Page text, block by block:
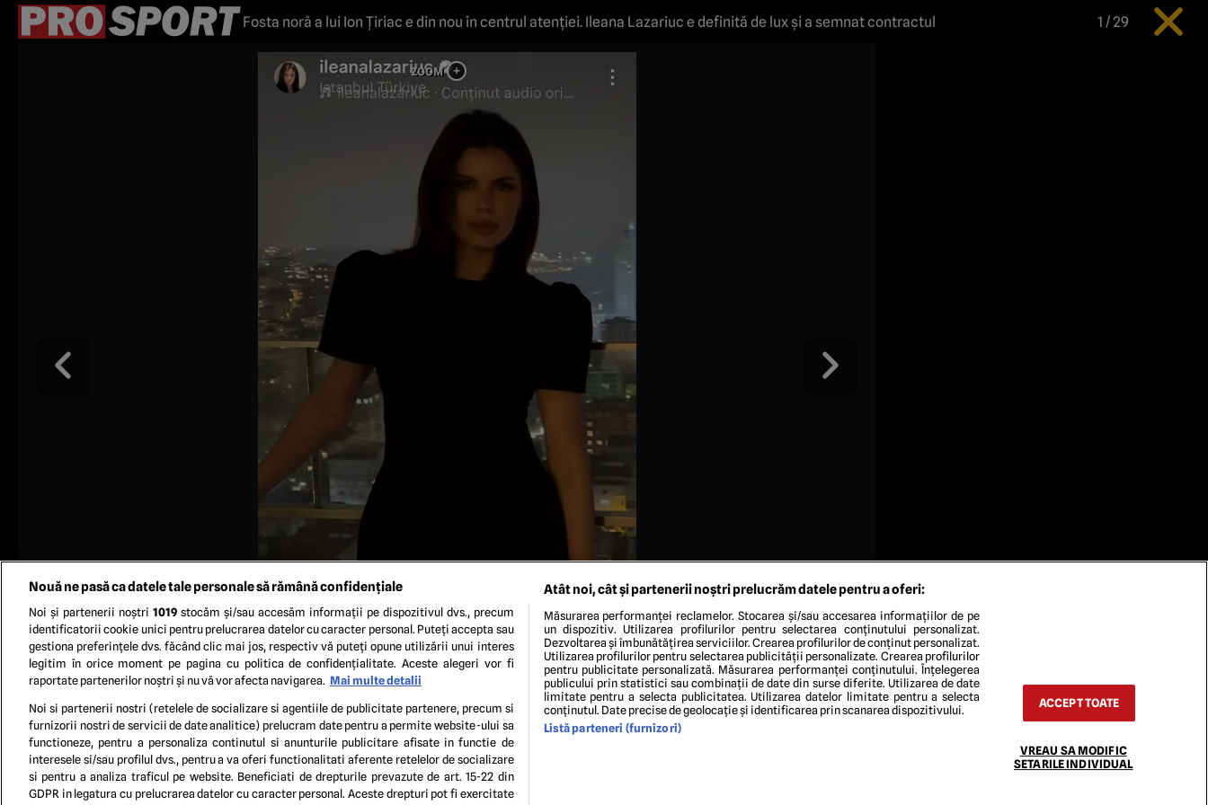
Fosta noră a lui Ion Țiriac e din nou în centrul atenției. Ileana Lazariuc e definită de lux şi a semnat contractul 1 /29
TERMENI ȘI CONDIȚIIPOLITICA DE CONFIDENTIALITATE
Nouă ne pasă ca datele tale personale să rămână confidențiale
Noi și partenerii noștri 1019stocăm și/sau accesăm informații pe dispozitivul dvs., precum
identificatorii cookie unici pentru prelucrarea datelor cu caracter personal. Puteți accepta sau
gestiona preferințele dvs. făcând clic mai jos, respectiv vă puteți opune utilizării unui interes
legitim în orice moment pe pagina cu politica de confidențialitate. Aceste alegeri vor fi
raportate partenerilor noștri și nu vă vor afecta navigarea. Mai multe detalii
Noi si partenerii nostri (retelele de socializare si agentiile de publicitate partenere, precum si
furnizorii nostri de servicii de date analitice) prelucram date pentru a permite website-ului sa
functioneze, pentru a personaliza continutul si anunturile publicitare afisate in functie de
interesele si/sau profilul dvs., pentru a va oferi functionalitati aferente retelelor de socializare
si pentru a analiza traficul pe website. Beneficiati de drepturile prevazute de art. 15-22 din
GDPR in legatura cu prelucrarea datelor cu caracter personal. Aceste drepturi pot fi exercitate
Atât noi, cât și partenerii noștri prelucrăm datele pentru a oferi:
Măsurarea performanței reclamelor. Stocarea și/sau accesarea informațiilor de pe
un dispozitiv. Utilizarea profilurilor pentru selectarea conținutului personalizat.
Dezvoltarea și îmbunătățirea serviciilor. Crearea profilurilor de conținut personalizat.
Utilizarea profilurilor pentru selectarea publicității personalizate. Crearea profilurilor
pentru publicitate personalizată. Măsurarea performanței conținutului. Înțelegerea
publicului prin statistici sau combinații de date din surse diferite. Utilizarea de date
limitate pentru a selecta publicitatea. Utilizarea datelor limitate pentru a selecta
conținutul. Date precise de geolocație și identificarea prin scanarea dispozitivului.
Listă parteneri (furnizori)
ACCEPT TOATE
VREAU SA MODIFIC
SETARILE INDIVIDUAL